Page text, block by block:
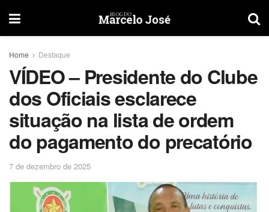
Home Destaque
VÍDEO – Presidente do Clube
dos Oficiais esclarece
situação na lista de ordem
do pagamento do precatório
7 de dezembro de 2025